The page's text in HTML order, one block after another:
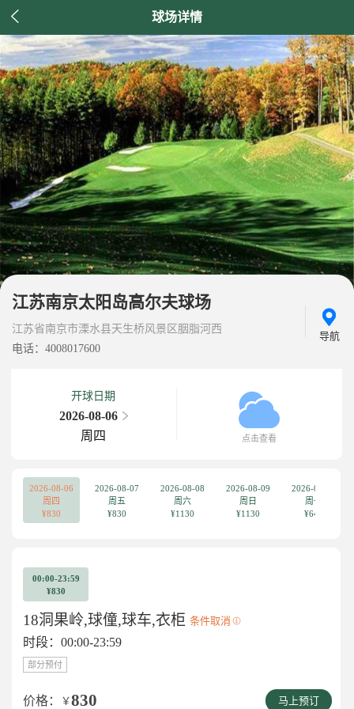
 球场详情
江苏南京太阳岛高尔夫球场
江苏省南京市溧水县天生桥风景区胭脂河西
电话：4008017600
导航
开球日期
2026-08-06
周四
点击查看
2026-08-06
周四
¥830
2026-08-07
周五
¥830
2026-08-08
周六
¥1130
2026-08-09
周日
¥1130
2026-08-10
周一
¥640
00:00-23:59
¥830
18洞果岭,球僮,球车,衣柜 条件取消
时段：00:00-23:59
部分预付
价格： ￥830 马上预订